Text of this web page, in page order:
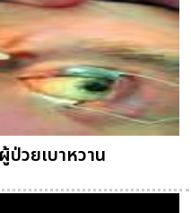
ป่วยเบาหวาน